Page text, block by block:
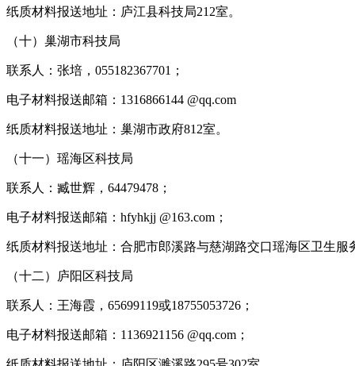
纸质材料报送地址：庐江县科技局212室。
（十）巢湖市科技局
联系人：张培，055182367701；
电子材料报送邮箱：1316866144 @qq.com
纸质材料报送地址：巢湖市政府812室。
（十一）瑶海区科技局
联系人：臧世辉，64479478；
电子材料报送邮箱：hfyhkjj @163.com；
纸质材料报送地址：合肥市郎溪路与慈湖路交口瑶海区卫生服
（十二）庐阳区科技局
联系人：王海霞，65699119或18755053726；
电子材料报送邮箱：1136921156 @qq.com；